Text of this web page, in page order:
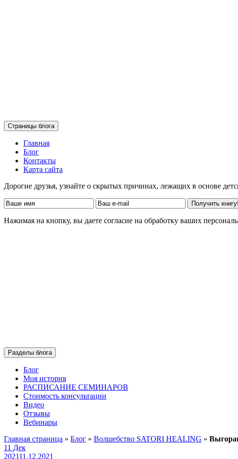
Страницы блога
Главная
Блог
Контакты
Карта сайта
Дорогие друзья, узнайте о скрытых причинах, лежащих в основе
Нажимая на кнопку, вы даете согласие на обработку ваших
Разделы блога
Блог
Моя история
РАСПИСАНИЕ СЕМИНАРОВ
Стоимость консультации
Видео
Отзывы
Вебинары
Главная страница » Блог » Волшебство SATORI HEALING »
11 Дек
202111.12.2021